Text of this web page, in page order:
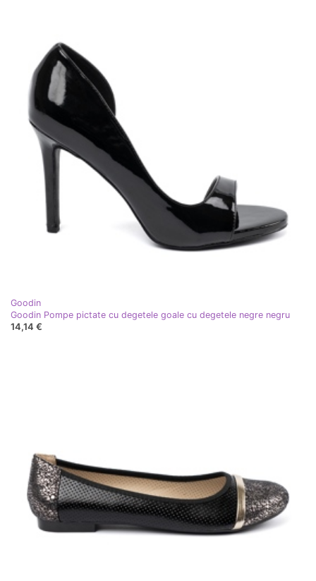
Goodin
Goodin Pompe pictate cu degetele goale cu degetele negre negru
14,14 €